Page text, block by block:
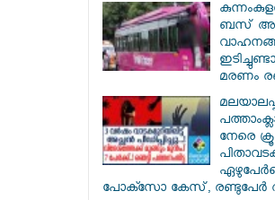
ബസ്
മരണം
നേരെ
പോക്സോ കേസ്, രണ്ടുപേർ